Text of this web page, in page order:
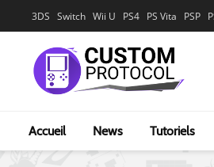
3DS Switch Wii U PS4 PS Vita PSP
Accueil News Tutoriels